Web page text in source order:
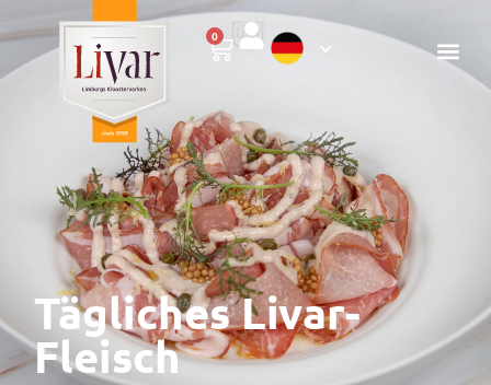
0
Tägliches Livar-
Fleisch